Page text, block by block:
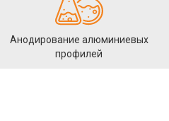
Анодирование алюминиевых
профилей